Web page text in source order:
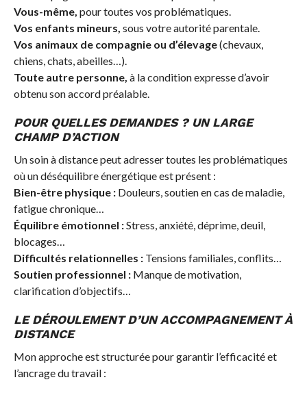
Vous-même, pour toutes vos problématiques.
Vos enfants mineurs, sous votre autorité parentale.
Vos animaux de compagnie ou d’élevage(chevaux,
chiens, chats, abeilles…).
Toute autre personne, à la condition expresse d’avoir
obtenu son accord préalable.
POUR QUELLES DEMANDES ? UN LARGE
CHAMP D’ACTION
Un soin à distance peut adresser toutes les problématiques
où un déséquilibre énergétique est présent :
Bien-être physique :Douleurs, soutien en cas de maladie,
fatigue chronique…
Équilibre émotionnel :Stress, anxiété, déprime, deuil,
blocages…
Difficultés relationnelles :Tensions familiales, conflits…
Soutien professionnel :Manque de motivation,
clarification d’objectifs…
LE DÉROULEMENT D’UN ACCOMPAGNEMENT À
DISTANCE
Mon approche est structurée pour garantir l’efficacité et
l’ancrage du travail :